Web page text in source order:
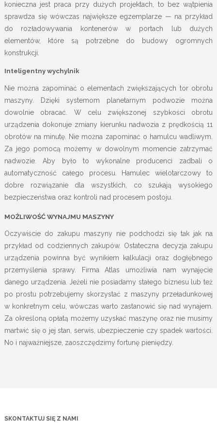
konieczna jest praca przy dużych projektach, to bez wątpienia
sprawdza się wówczas największe egzemplarze — na przykład
do rozładowywania kontenerów w portach lub dużych
elementów, które są potrzebne do budowy ogromnych
konstrukcji.
Inteligentny wychylnik
Nie można zapominać o elementach zwiększających tor obrotu
maszyny. Dzięki systemom planetarnym podwozie można
dowolnie obracać. W celu zwiększonej szybkości obrotu
urządzenia dokonuje zmiany kierunku nadwozia z prędkością 11
obrotów na minutę. Nie można zapominać o hamulcu wadliwym.
Za jego pomocą możemy w dowolnym momencie zatrzymać
nadwozie. Aby było to wykonalne producenci zadbali o
automatyczność całego procesu. Hamulec wielotarczowy to
dobre rozwiązanie dla wszystkich, co szukają wysokiego
bezpieczeństwa oraz kontroli nad procesem postoju.
MOŻLIWOŚĆ WYNAJMU MASZYNY
Oczywiście do zakupu maszyny nie podchodzi się tak jak na
przykład od codziennych zakupów. Ostateczna decyzja zakupu
urządzenia powinna być wynikiem kalkulacji oraz dogłębnego
przemyślenia sprawy. Firma Atlas umożliwia nam wynajęcie
danego urządzenia. Jeżeli nie posiadamy stałego biznesu lub też
po prostu potrzebujemy skorzystać z maszyny przeładunkowej
w konkretnym celu, wówczas warto zastanowić się nad wynajem.
Za określoną opłatą możemy uzyskać maszynę oraz nie musimy
martwić się o jej stan, serwis, ubezpieczenie czy spadek wartości.
No i najważniejsze, zaoszczędzimy fortunę pieniędzy.
SKONTAKTUJ SIĘ Z NAMI